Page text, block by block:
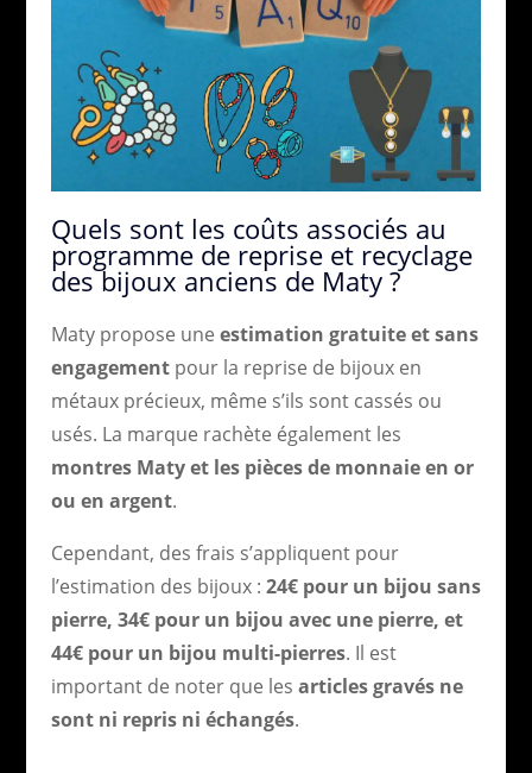
Quels sont les coûts associés au
programme de reprise et recyclage
des bijoux anciens de Maty ?
Maty propose une estimation gratuite et sans
engagementpour la reprise de bijoux en
métaux précieux, même s’ils sont cassés ou
usés. La marque rachète également les
montres Maty et les pièces de monnaie en or
ou en argent.
Cependant, des frais s’appliquent pour
l’estimation des bijoux : 24€ pour un bijou sans
pierre, 34€ pour un bijou avec une pierre, et
44€ pour un bijou multi-pierres. Il est
important de noter que les articles gravés ne
sont ni repris ni échangés.